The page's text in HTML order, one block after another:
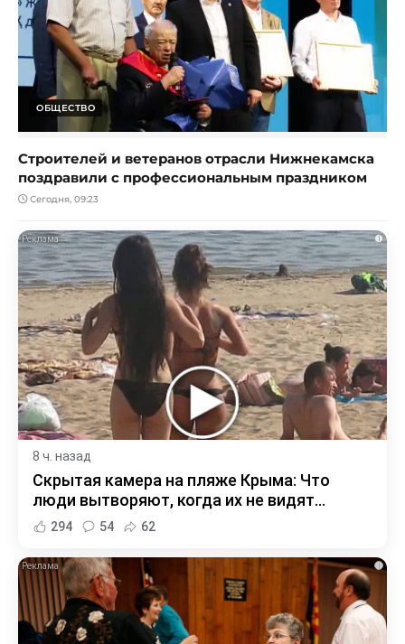
ОБЩЕСТВО
Строителей и ветеранов отрасли Нижнекамска
поздравили с профессиональным праздником
Сегодня, 09:23
i
8 ч. назад
Скрытая камера на пляже Крыма: Что
люди вытворяют, когда их не видят...
294 54 62
i